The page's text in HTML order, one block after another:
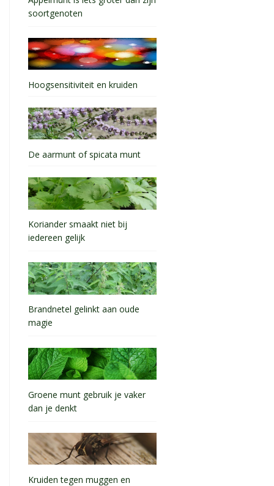
soortgenoten
Hoogsensitiviteit en kruiden
De aarmunt of spicata munt
Koriander smaakt niet bij
iedereen gelijk
Brandnetel gelinkt aan oude
magie
Groene munt gebruik je vaker
dan je denkt
Kruiden tegen muggen en